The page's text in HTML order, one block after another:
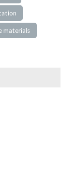
materials